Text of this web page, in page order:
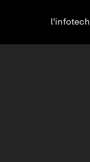
l'infotech